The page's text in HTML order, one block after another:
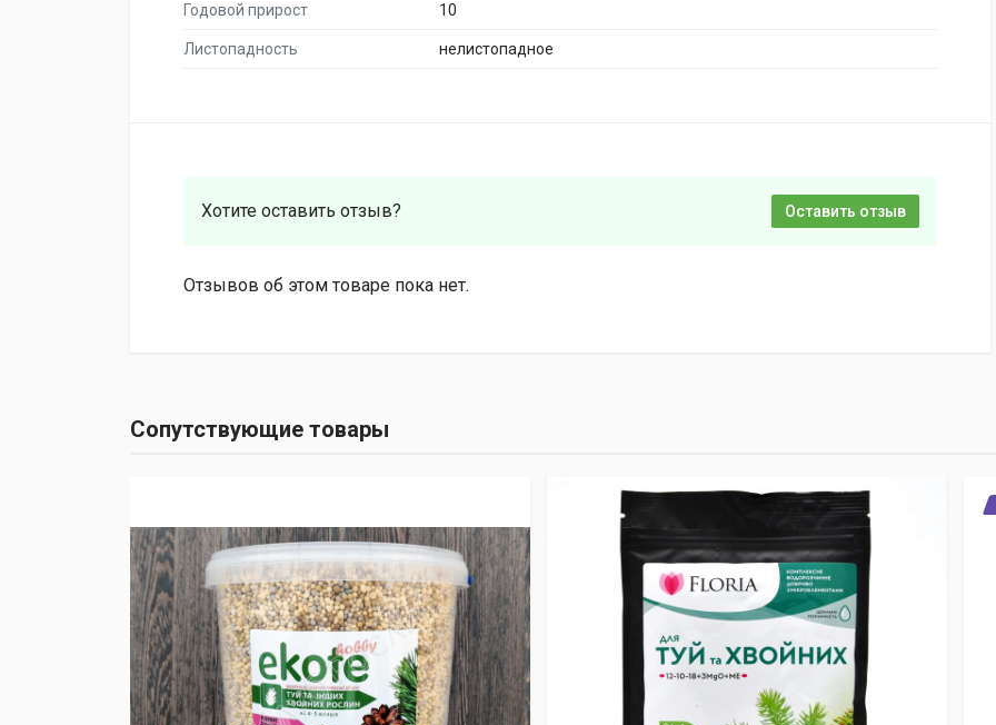
Годовой прирост 10
Листопадность нелистопадное
Хотите оставить отзыв? Оставить отзыв
Отзывов об этом товаре пока нет.
Сопутствующие товары